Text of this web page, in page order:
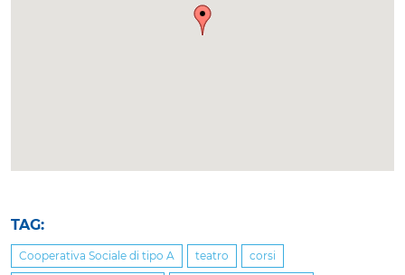
TAG:
Cooperativa Sociale di tipo A teatro corsi